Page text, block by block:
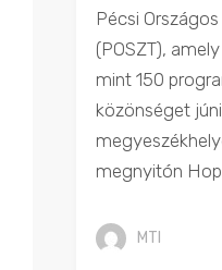
Pécsi
(POSZT),
mint 150
közönséget
megnyitón
MTI